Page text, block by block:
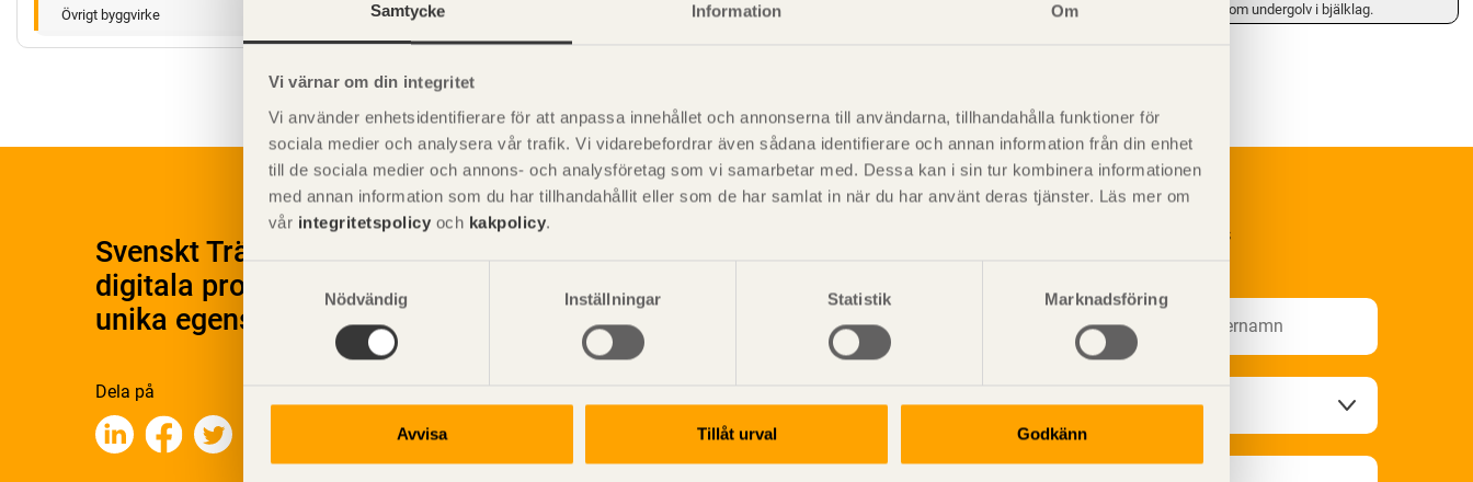
Samtycke Information Om
Vi värnar om din integritet
Vi använder enhetsidentifierare för att anpassa innehållet och annonserna till användarna, tillhandahålla funktioner för
sociala medier och analysera vår trafik. Vi vidarebefordrar även sådana identifierare och annan information från din enhet
till de sociala medier och annons- och analysföretag som vi samarbetar med. Dessa kan i sin tur kombinera informationen
med annan information som du har tillhandahållit eller som de har samlat in när du har använt deras tjänster. Läs mer om
vår integritetspolicy och kakpolicy.
Nödvändig
Inställningar Statistik Marknadsföring
Avvisa Tillåt urval Godkänn
Övrigt byggvirke
underlagsspont används som undergolv i bjälklag.
Svenskt Träs Produktkatalog är svensk sågverksnärings
digitala produktkatalog för att beskriva träprodukter och deras
unika egenskaper.
Dela på
Prenumerera på Svenskt Träs